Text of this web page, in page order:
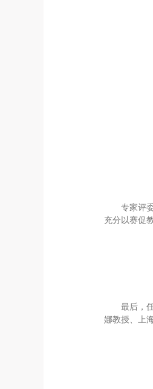
专家评
充分以赛促
最后，
娜教授、上